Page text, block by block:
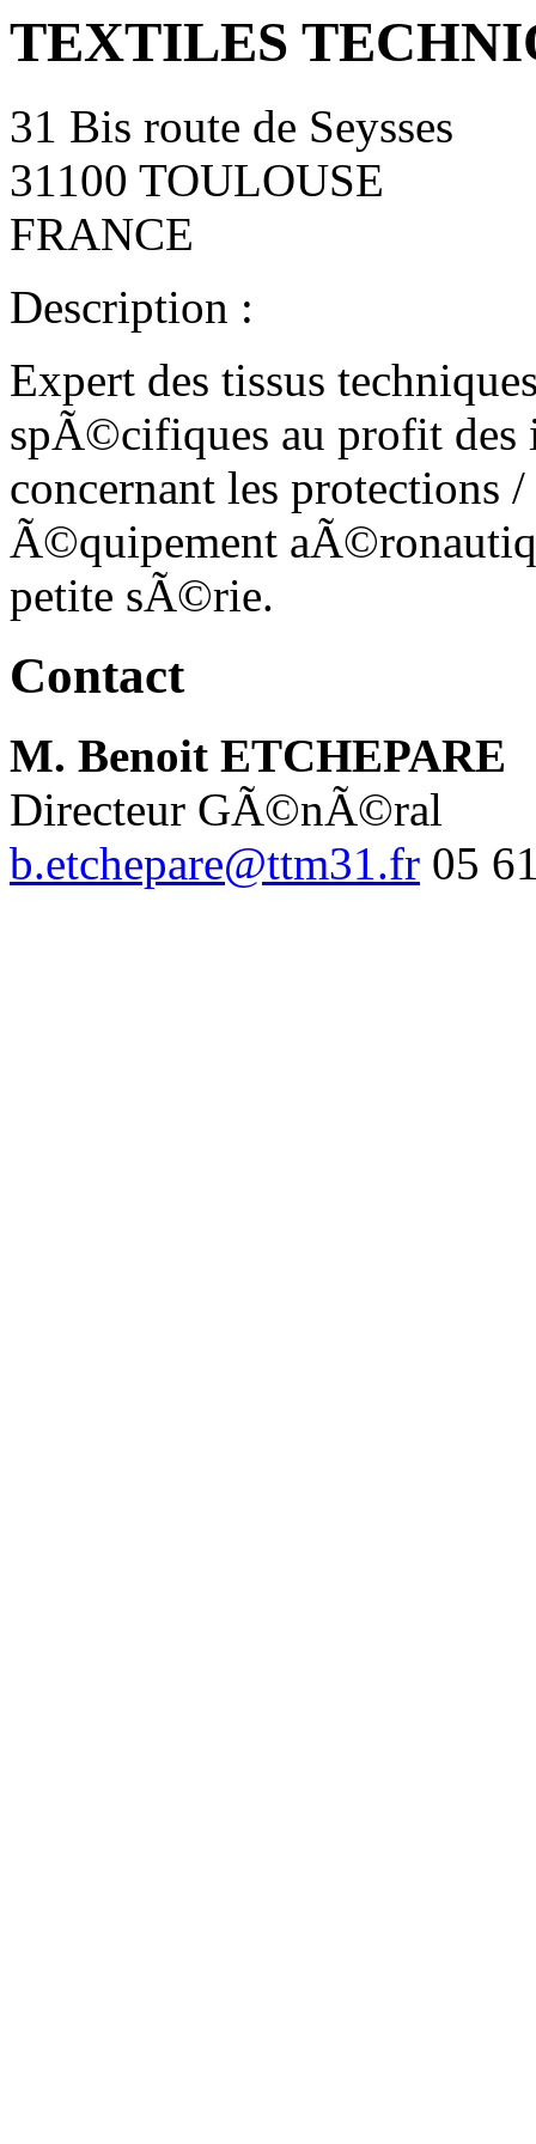
TEXTILES
31 Bis route de Seysses
31100 TOULOUSE
FRANCE
Description :
Expert des tissus
spÃ©cifiques au profit des
concernant les protections
Ã©quipement
petite sÃ©rie.
Contact
M. Benoit ETCHEPARE
Directeur GÃ©nÃ©ral
b.etchepare@ttm31.fr 05